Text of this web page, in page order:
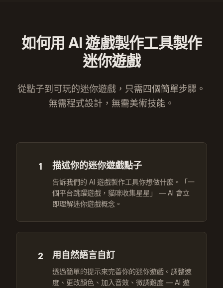
如何用 AI 遊戲製作工具製作
迷你遊戲
從點子到可玩的迷你遊戲，只需四個簡單步驟。
無需程式設計，無需美術技能。
1 描述你的迷你遊戲點子
告訴我們的 AI 遊戲製作工具你想做什麼。「一
個平台跳躍遊戲，貓咪收集星星」 — AI 會立
即理解迷你遊戲概念。
2 用自然語言自訂
透過簡單的提示來完善你的迷你遊戲。調整速
度、更改顏色、加入音效、微調難度 — AI 遊